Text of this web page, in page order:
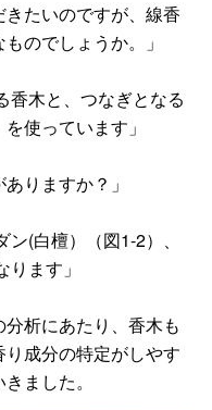
たいのですが、線香
のでしょうか。」
香木と、つなぎとなる
使っています」
りますか？」
(白檀）（図1-2）、
ます」
析にあたり、香木も
成分の特定がしやす
ました。